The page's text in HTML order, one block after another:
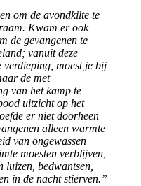
om de avondkilte te
Kwam er ook
de gevangenen te
vanuit deze
verdieping, moest je bij
de met
van het kamp te
uitzicht op het
er niet doorheen
alleen warmte
van ongewassen
moesten verblijven,
luizen, bedwantsen,
in de nacht stierven.”